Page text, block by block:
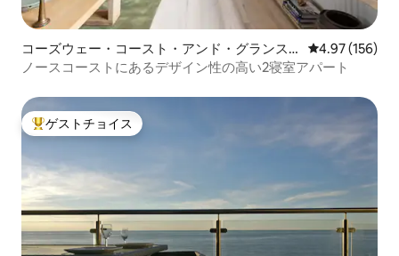
コーズウェー・コースト・アンド・グランス
のコンドミニアム
レビュー156
4.97 (156)
ノースコーストにあるデザイン性の高い2寝室アパート
大好評のゲストチョイスです。
ゲストチョイス